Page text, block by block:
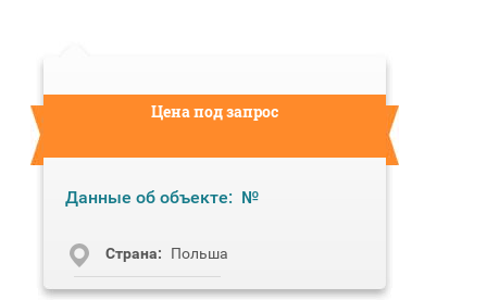
Цена под запрос
Данные об объекте: №
Cтрана: Польша